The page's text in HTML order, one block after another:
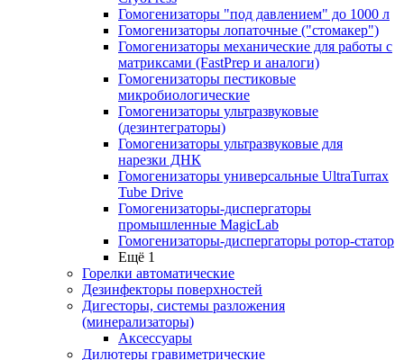
Гомогенизаторы "под давлением" до 1000 л
Гомогенизаторы лопаточные ("стомакер")
Гомогенизаторы механические для работы с
матриксами (FastPrep и аналоги)
Гомогенизаторы пестиковые
микробиологические
Гомогенизаторы ультразвуковые
(дезинтеграторы)
Гомогенизаторы ультразвуковые для
нарезки ДНК
Гомогенизаторы универсальные UltraTurrax
Tube Drive
Гомогенизаторы-диспергаторы
промышленные MagicLab
Гомогенизаторы-диспергаторы ротор-статор
Ещё 1
Горелки автоматические
Дезинфекторы поверхностей
Дигесторы, системы разложения
(минерализаторы)
Аксессуары
Дилютеры гравиметрические